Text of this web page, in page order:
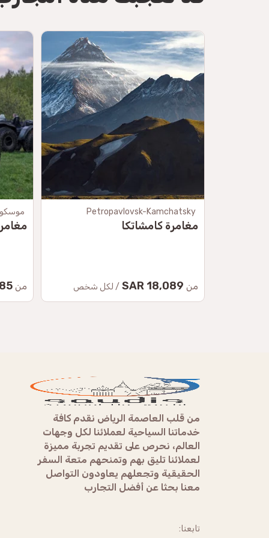
Petropavlovsk-Kamchatsky
مغامرة كامشاتكا
من 18,089 SAR / لكل شخص
موسكو
من
من قلب العاصمة الرياض نقدم كافة
خدماتنا السياحية لعملائنا لكل وجهات
العالم، نحرص على تقديم تجربة مميزة
لعملائنا تليق بهم وتمنحهم متعة السفر
الحقيقية وتجعلهم يعاودون التواصل
معنا بحثا عن أفضل التجارب
تابعنا: